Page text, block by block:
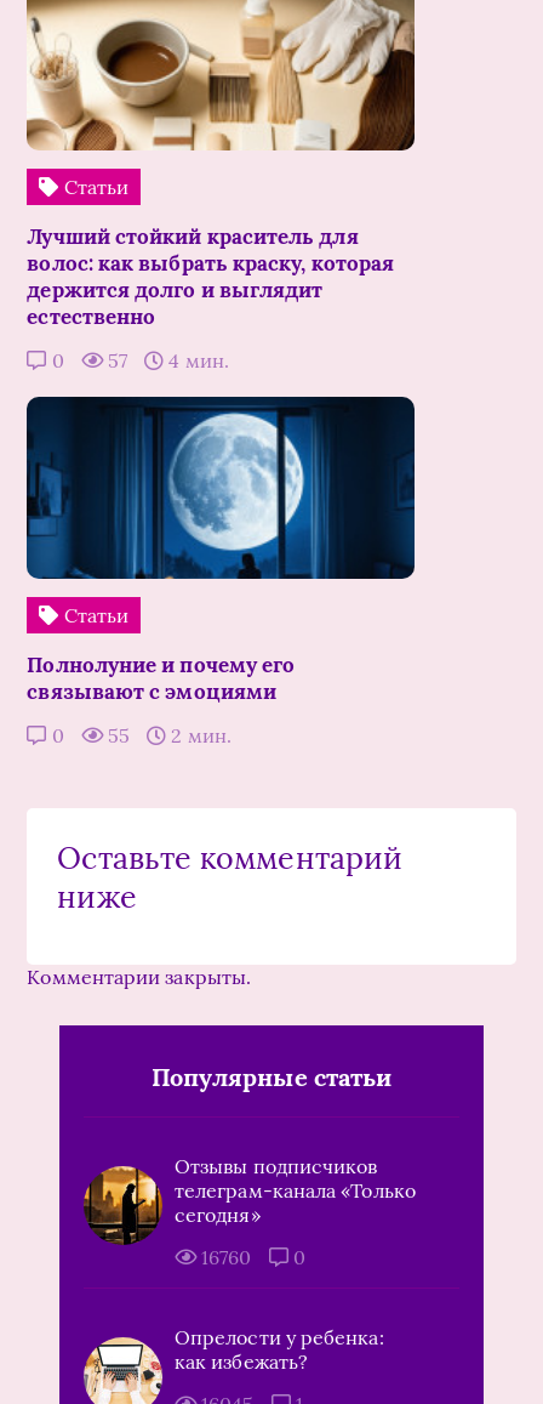
Статьи
Лучший стойкий краситель для
волос: как выбрать краску, которая
держится долго и выглядит
естественно
0 57 4 мин.
Статьи
Полнолуние и почему его
связывают с эмоциями
0 55 2 мин.
Оставьте комментарий
ниже
Комментарии закрыты.
Популярные статьи
Отзывы подписчиков
телеграм-канала «Только
сегодня»
16760
0
Опрелости у ребенка:
как избежать?